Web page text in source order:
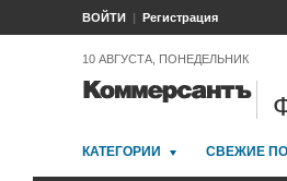
ВОЙТИ Регистрация
10 АВГУСТА, ПОНЕДЕЛЬНИК
КАТЕГОРИИ СВЕЖИЕ